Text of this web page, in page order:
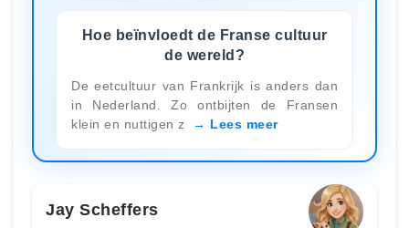
Hoe beïnvloedt de Franse cultuur
de wereld?
De eetcultuur van Frankrijk is anders dan
in Nederland. Zo ontbijten de Fransen
klein en nuttigen z
Lees meer
Jay Scheffers